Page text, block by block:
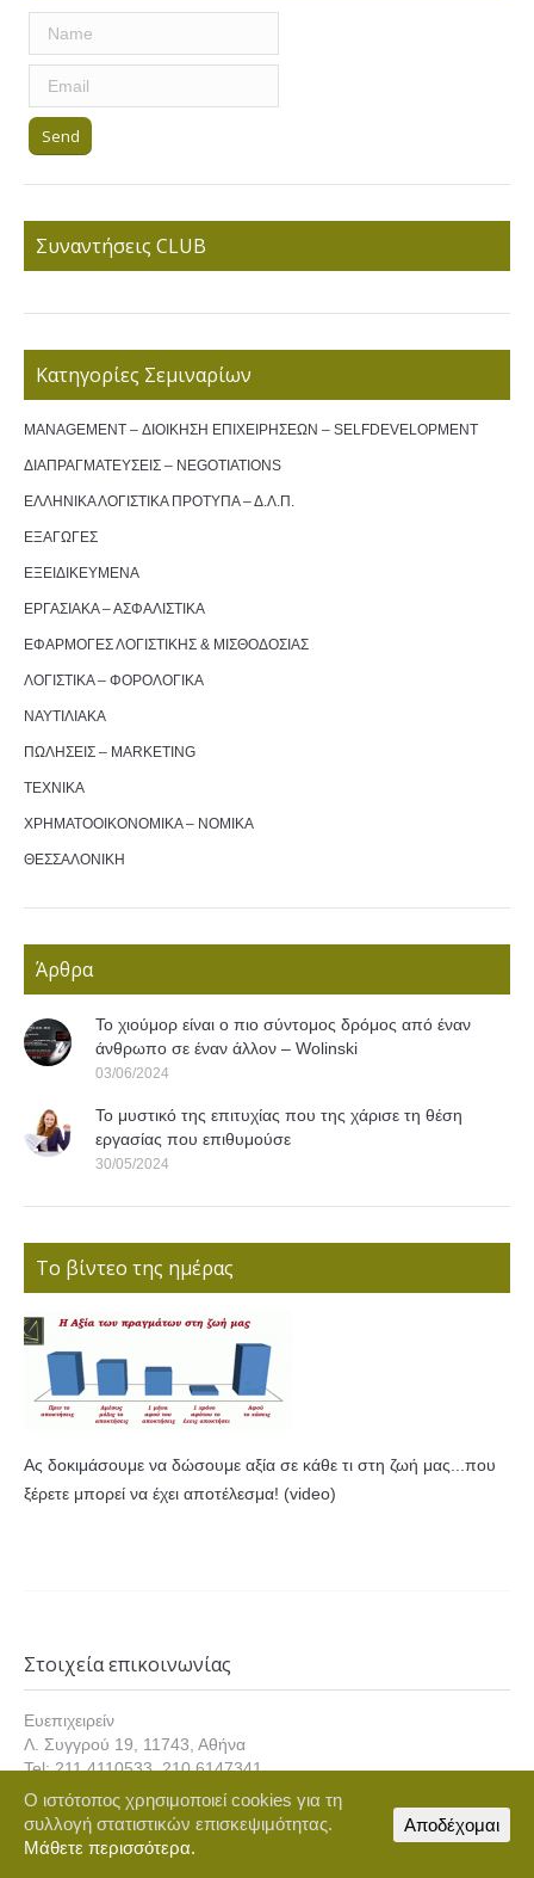
Συναντήσεις CLUB
Κατηγορίες Σεμιναρίων
MANAGEMENT – ΔΙΟΙΚΗΣΗ ΕΠΙΧΕΙΡΗΣΕΩΝ – SELFDEVELOPMENT
ΔΙΑΠΡΑΓΜΑΤΕΥΣΕΙΣ – NEGOTIATIONS
ΕΛΛΗΝΙΚΑ ΛΟΓΙΣΤΙΚΑ ΠΡΟΤΥΠΑ – Δ.Λ.Π.
ΕΞΑΓΩΓΕΣ
ΕΞΕΙΔΙΚΕΥΜΕΝΑ
ΕΡΓΑΣΙΑΚΑ – ΑΣΦΑΛΙΣΤΙΚΑ
ΕΦΑΡΜΟΓΕΣ ΛΟΓΙΣΤΙΚΗΣ & ΜΙΣΘΟΔΟΣΙΑΣ
ΛΟΓΙΣΤΙΚΑ – ΦΟΡΟΛΟΓΙΚΑ
ΝΑΥΤΙΛΙΑΚΑ
ΠΩΛΗΣΕΙΣ – MARKETING
ΤΕΧΝΙΚΑ
ΧΡΗΜΑΤΟΟΙΚΟΝΟΜΙΚΑ – ΝΟΜΙΚΑ
ΘΕΣΣΑΛΟΝΙΚΗ
Άρθρα
Το χιούμορ είναι ο πιο σύντομος δρόμος από έναν
άνθρωπο σε έναν άλλον – Wolinski
03/06/2024
Το μυστικό της επιτυχίας που της χάρισε τη θέση
εργασίας που επιθυμούσε
30/05/2024
Το βίντεο της ημέρας
Ας δοκιμάσουμε να δώσουμε αξία σε κάθε τι στη ζωή μας...που
ξέρετε μπορεί να έχει αποτέλεσμα! (video)
Στοιχεία επικοινωνίας
Ευεπιχειρείν
Λ. Συγγρού 19, 11743, Αθήνα
Tel: 211 4110533, 210 6147341,
Fax: 211 4110533
E-mail: info@euepixeirein.gr
Φόρμα Επικοινωνίας
Ο ιστότοπος χρησιμοποιεί cookies για τη
συλλογή στατιστικών επισκεψιμότητας.
Μάθετε περισσότερα.
Αποδέχομαι